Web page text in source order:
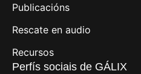
Publicacións
Rescate en audio
Recursos
Perfís sociais de GÁLIX